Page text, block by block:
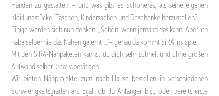
Händen zu gestalten – und was gibt es Schöneres, als seine eigenen
Kleidungstücke, Taschen, Kindersachen und Geschenke herzustellen?
Einige werden sich nun denken: „Schön, wenn jemand das kann! Aber ich
habe selber nie das Nähen gelernt …“– genau da kommt SiRA ins Spiel!
Mit den SiRA-Nähpaketen kannst du dich sehr schnell und ohne großen
Aufwand selber kreativ betätigen.
Wir bieten Nähprojekte zum nach Hause bestellen in verschiedenen
Schwierigkeitsgraden an: Egal, ob du Anfänger bist, oder bereits erste